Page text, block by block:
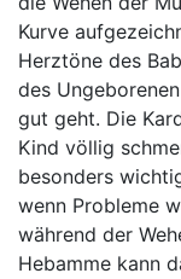
Kurve
Herztöne des
des
gut geht. Die
Kind völlig
besonders
wenn Probleme
während der
Hebamme kann